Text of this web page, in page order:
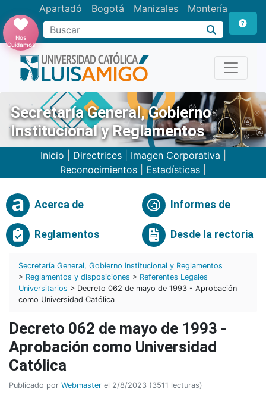
Apartadó Bogotá Manizales Montería
Buscar
Nos
Cuidamos
Secretaría General, Gobierno
Institucional y Reglamentos
Inicio Directrices| Imagen Corporativa
Reconocimientos
Estadísticas
Acerca de Informes de
Reglamentos Desde la rectoria
Secretaría General, Gobierno Institucional y Reglamentos
> Reglamentos y disposiciones > Referentes Legales
Universitarios > Decreto 062 de mayo de 1993 - Aprobación
como Universidad Católica
Decreto 062 de mayo de 1993 -
Aprobación como Universidad
Católica
Publicado por Webmaster el 2/8/2023 (3511 lecturas)